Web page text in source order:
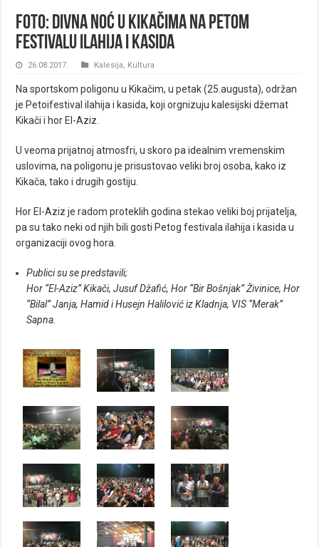
FOTO: Divna noć u Kikačima na Petom
festivalu ilahija i kasida
26.08.2017. Kalesija, Kultura
Na sportskom poligonu u Kikačim, u petak (25.augusta), održan
je Petoifestival ilahija i kasida, koji orgnizuju kalesijski džemat
Kikači i hor El-Aziz.
U veoma prijatnoj atmosfri, u skoro pa idealnim vremenskim
uslovima, na poligonu je prisustovao veliki broj osoba, kako iz
Kikača, tako i drugih gostiju.
Hor El-Aziz je radom proteklih godina stekao veliki boj prijatelja,
pa su tako neki od njih bili gosti Petog festivala ilahija i kasida u
organizaciji ovog hora.
Publici su se predstavili;
Hor “El-Aziz” Kikači, Jusuf Džafić, Hor “Bir Bošnjak” Živinice, Hor
“Bilal” Janja, Hamid i Husejn Halilović iz Kladnja, VIS “Merak”
Sapna.